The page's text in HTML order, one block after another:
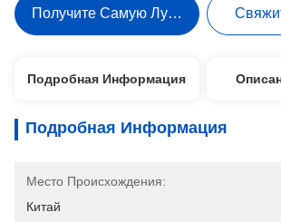
Получите Самую Лучшую Цену
Подробная Информация
Подробная Информация
Место Происхождения:
Китай